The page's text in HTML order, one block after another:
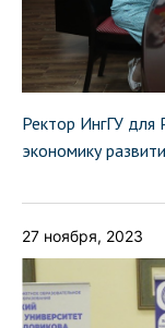
Ректор ИнгГУ для
экономику
27 ноября, 2023